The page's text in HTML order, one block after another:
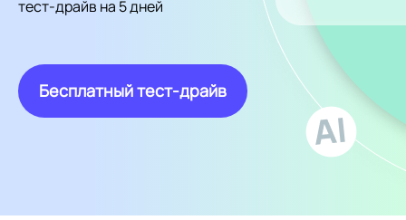
тест-драйв на 5 дней
Бесплатный тест-драйв